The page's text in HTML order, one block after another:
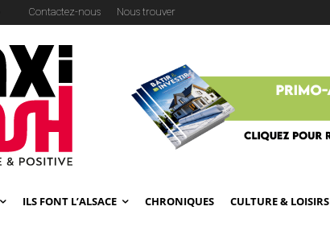
Contactez-nous Nous trouver
ILS FONT L’ALSACE CHRONIQUES CULTURE & LOISIRS